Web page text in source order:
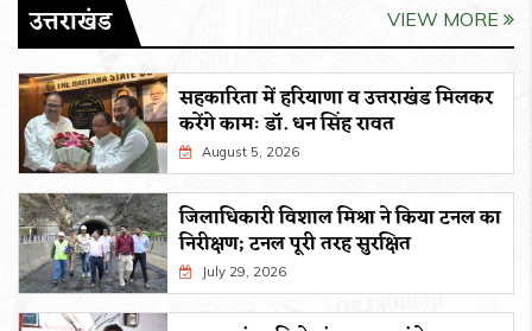
उत्तराखंड VIEW MORE
सहकारिता में हरियाणा व उत्तराखंड मिलकर
करेंगे कामः डाॅ. धन सिंह रावत
August 5, 2026
जिलाधिकारी विशाल मिश्रा ने किया टनल का
निरीक्षण; टनल पूरी तरह सुरक्षित
July 29, 2026